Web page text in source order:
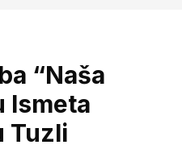
“Naša
Ismeta
Tuzli